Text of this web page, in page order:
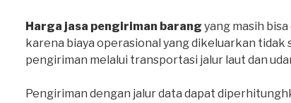
Harga jasa pengiriman barang yang masih
karena biaya operasional yang dikeluarkan tidak
pengiriman melalui transportasi jalur laut dan
Pengiriman dengan jalur data dapat